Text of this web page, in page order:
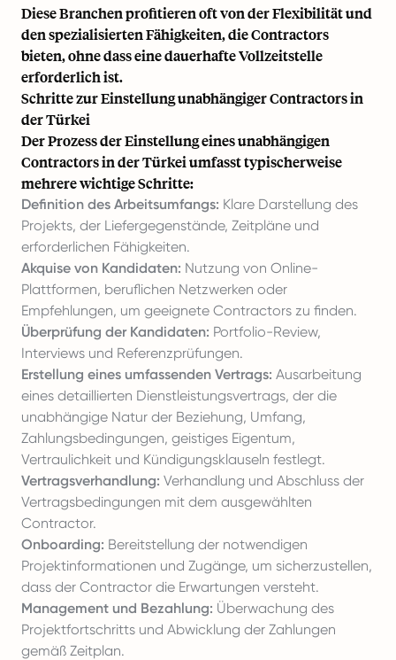
Diese Branchen profitieren oft von der Flexibilität und
den spezialisierten Fähigkeiten, die Contractors
bieten, ohne dass eine dauerhafte Vollzeitstelle
erforderlich ist.
Schritte zur Einstellung unabhängiger Contractors in
der Türkei
Der Prozess der Einstellung eines unabhängigen
Contractors in der Türkei umfasst typischerweise
mehrere wichtige Schritte:
Definition des Arbeitsumfangs: Klare Darstellung des
Projekts, der Liefergegenstände, Zeitpläne und
erforderlichen Fähigkeiten.
Akquise von Kandidaten: Nutzung von Online-
Plattformen, beruflichen Netzwerken oder
Empfehlungen, um geeignete Contractors zu finden.
Überprüfung der Kandidaten: Portfolio-Review,
Interviews und Referenzprüfungen.
Erstellung eines umfassenden Vertrags: Ausarbeitung
eines detaillierten Dienstleistungsvertrags, der die
unabhängige Natur der Beziehung, Umfang,
Zahlungsbedingungen, geistiges Eigentum,
Vertraulichkeit und Kündigungsklauseln festlegt.
Vertragsverhandlung: Verhandlung und Abschluss der
Vertragsbedingungen mit dem ausgewählten
Contractor.
Onboarding: Bereitstellung der notwendigen
Projektinformationen und Zugänge, um sicherzustellen,
dass der Contractor die Erwartungen versteht.
Management und Bezahlung: Überwachung des
Projektfortschritts und Abwicklung der Zahlungen
gemäß Zeitplan.